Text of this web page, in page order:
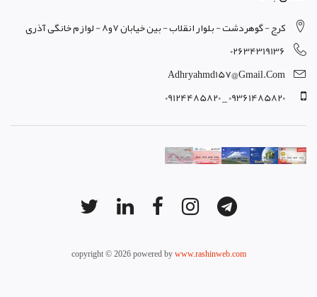
کرج - گوهردشت - بلوار انقلاب - بین خیابان 7و8 - لوازم خانگی آذری
02634319136
Adhryahmd157@gmail.com
09361485820 _ 09124485820
copyright © 2026 powered by www.rashinweb.com